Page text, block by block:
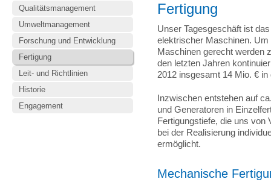
Qualitätsmanagement
Umweltmanagement
Forschung und Entwicklung
Fertigung
Leit- und Richtlinien
Historie
Engagement
Fertigung
Unser Tagesgeschäft ist
elektrischer Maschinen.
Maschinen gerecht werden
den letzten Jahren
2012 insgesamt 14 Mio. €
Inzwischen entstehen auf
und Generatoren in
Fertigungstiefe, die uns von
bei der Realisierung
ermöglicht.
Mechanische